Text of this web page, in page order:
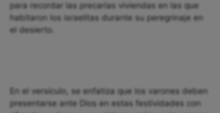
para recordar las precarias viviendas en las que
habitaron los israelitas durante su peregrinaje en
el desierto.
En el versículo, se enfatiza que los varones deben
presentarse ante Dios en estas festividades con